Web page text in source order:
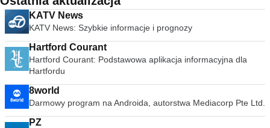
KATV News
KATV News: Szybkie informacje i prognozy
Hartford Courant
Hartford Courant: Podstawowa aplikacja informacyjna dla
Hartfordu
8world
Darmowy program na Androida, autorstwa Mediacorp Pte Ltd.
PZ